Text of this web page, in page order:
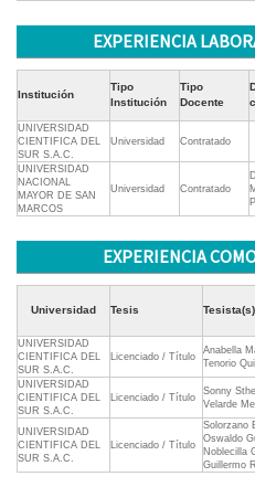
EXPERIENCIA
Institución
Tipo
Institución
Tipo
Docente
UNIVERSIDAD
CIENTIFICA DEL
SUR S.A.C.
Universidad Contratado
UNIVERSIDAD
NACIONAL
MAYOR DE SAN
MARCOS
Universidad Contratado
EXPERIENCIA
Universidad Tesis Tesista(s)
UNIVERSIDAD
CIENTIFICA DEL
SUR S.A.C.
Licenciado / Título
Anabella
Tenorio
UNIVERSIDAD
CIENTIFICA DEL
SUR S.A.C.
Licenciado / Título
Sonny
Velarde
UNIVERSIDAD
CIENTIFICA DEL
SUR S.A.C.
Licenciado / Título
Solorzano
Oswaldo
Noblecilla
Guillermo